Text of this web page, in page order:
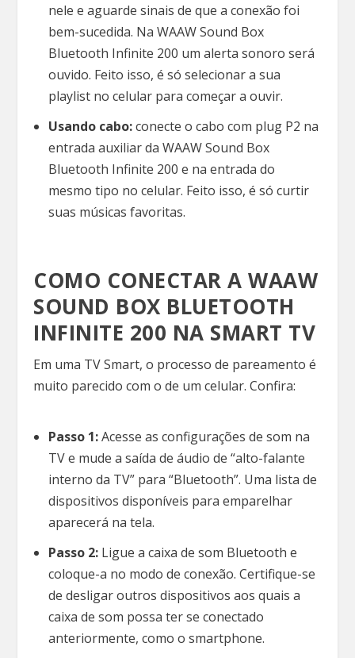
nele e aguarde sinais de que a conexão foi
bem-sucedida. Na WAAW Sound Box
Bluetooth Infinite 200 um alerta sonoro será
ouvido. Feito isso, é só selecionar a sua
playlist no celular para começar a ouvir.
Usando cabo:conecte o cabo com plug P2 na
entrada auxiliar da WAAW Sound Box
Bluetooth Infinite 200 e na entrada do
mesmo tipo no celular. Feito isso, é só curtir
suas músicas favoritas.
COMO CONECTAR A WAAW
SOUND BOX BLUETOOTH
INFINITE 200 NA SMART TV
Em uma TV Smart, o processo de pareamento é
muito parecido com o de um celular. Confira:
Passo 1:Acesse as configurações de som na
TV e mude a saída de áudio de “alto-falante
interno da TV” para “Bluetooth”. Uma lista de
dispositivos disponíveis para emparelhar
aparecerá na tela.
Passo 2:Ligue a caixa de som Bluetooth e
coloque-a no modo de conexão. Certifique-se
de desligar outros dispositivos aos quais a
caixa de som possa ter se conectado
anteriormente, como o smartphone.